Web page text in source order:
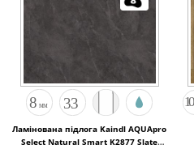
Ламінована підлога Kaindl AQUApro
Select Natural Smart K2877 Slate